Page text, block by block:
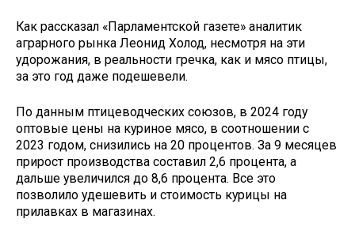
Как рассказал «Парламентской газете» аналитик
аграрного рынка Леонид Холод, несмотря на эти
удорожания, в реальности гречка, как и мясо птицы,
за это год даже подешевели.
По данным птицеводческих союзов, в 2024 году
оптовые цены на куриное мясо, в соотношении с
2023 годом, снизились на 20 процентов. За 9 месяцев
прирост производства составил 2,6 процента, а
дальше увеличился до 8,6 процента. Все это
позволило удешевить и стоимость курицы на
прилавках в магазинах.